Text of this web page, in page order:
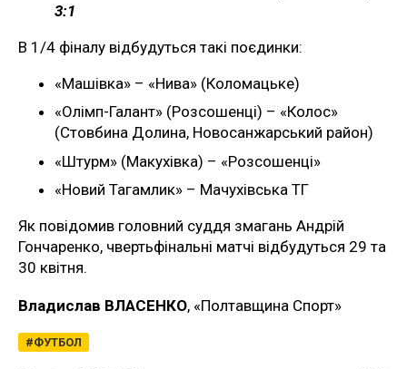
3:1
В 1/4 фіналу відбудуться такі поєдинки:
«Машівка» – «Нива» (Коломацьке)
«Олімп-Галант» (Розсошенці) – «Колос»
(Стовбина Долина, Новосанжарський район)
«Штурм» (Макухівка) – «Розсошенці»
«Новий Тагамлик» – Мачухівська ТГ
Як повідомив головний суддя змагань Андрій
Гончаренко, чвертьфінальні матчі відбудуться 29 та
30 квітня.
Владислав ВЛАСЕНКО, «Полтавщина Спорт»
ФУТБОЛ